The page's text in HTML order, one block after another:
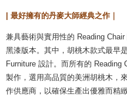
| 最好擁有的丹麥大師經典之作｜
兼具藝術與實用性的 Reading
黑漆版本。其中，胡桃木款式最早
Furniture 設計。而所有的 Reading
製作，選用高品質的美洲胡桃木，
作供應商，以確保生產出優雅而精